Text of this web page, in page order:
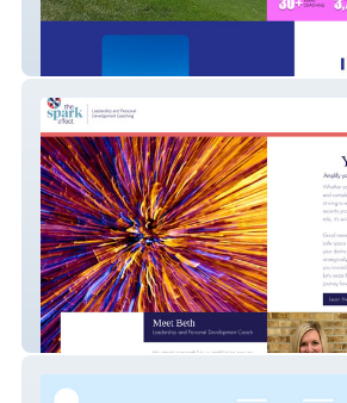
The Spark Effect